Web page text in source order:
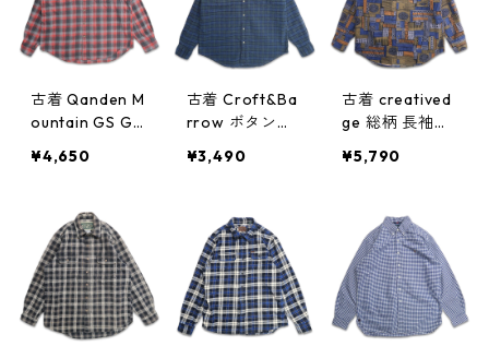
w60314
表記：M gd4
08763n w6031
2
古着 Qanden M
ountain GS GU
袖シャツ ネル
ネル チェック
表記：XL gd4
08762n w6031
2
¥4,650
古着 Croft&Ba
rrow ボタンダ
袖シャツ チェ
gd408753n w6
0311
¥3,490
古着 creatived
ge 総柄 長袖シ
gd401854n w4
¥5,790